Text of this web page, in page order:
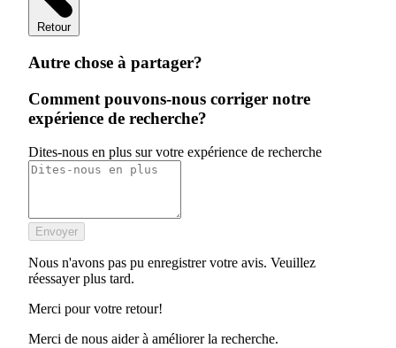
Retour
Autre chose à partager?
Comment pouvons-nous corriger notre
expérience de recherche?
Dites-nous en plus sur votre expérience de recherche
Envoyer
Nous n'avons pas pu enregistrer votre avis. Veuillez
réessayer plus tard.
Merci pour votre retour!
Merci de nous aider à améliorer la recherche.